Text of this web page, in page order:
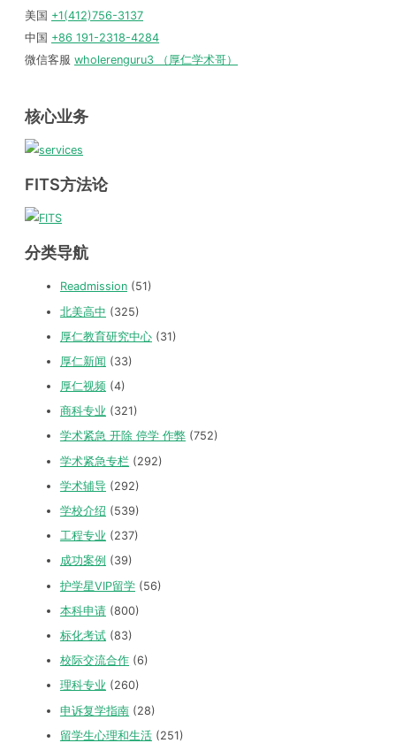
美国 +1(412)756-3137
中国 +86 191-2318-4284
微信客服 wholerenguru3 （厚仁学术哥）
核心业务
FITS方法论
分类导航
Readmission (51)
北美高中 (325)
厚仁教育研究中心 (31)
厚仁新闻 (33)
厚仁视频 (4)
商科专业 (321)
学术紧急 开除 停学 作弊 (752)
学术紧急专栏 (292)
学术辅导 (292)
学校介绍 (539)
工程专业 (237)
成功案例 (39)
护学星VIP留学 (56)
本科申请 (800)
标化考试 (83)
校际交流合作 (6)
理科专业 (260)
申诉复学指南 (28)
留学生心理和生活 (251)